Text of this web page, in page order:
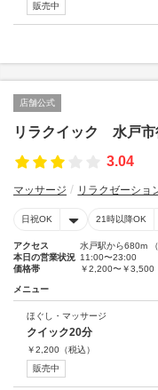
販売中
店舗公式
リラクイック 水戸市
3.04
マッサージ リラクゼーショ
日祝OK 21時以降OK
アクセス
水戸駅から680m （
本日の営業状況 11:00〜23:00
価格帯
￥2,200〜￥3,500
メニュー
ほぐし・マッサージ
クイック20分
￥2,200 （税込）
販売中